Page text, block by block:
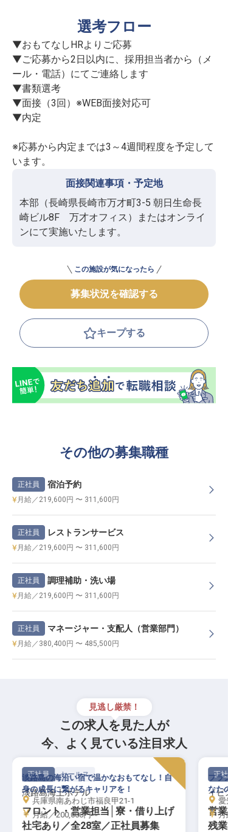
選考フロー
▼おもてなしHRよりご応募
▼ご応募から2日以内に、採用担当者から（メ
ール・電話）にてご連絡します
▼書類選考
▼面接（3回）※WEB面接対応可
▼内定
※応募から内定までは3～4週間程度を予定して
います。
面接関連事項・予定地
本部（長崎県長崎市万才町3-5 朝日生命長
崎ビル8F　万才オフィス）またはオンライ
ンにて実施いたします。
この施設が気になったら
募集状況を確認する
キープする
その他の募集職種
正社員 宿泊予約
月給／219,600円 〜 311,600円
正社員 レストランサービス
月給／219,600円 〜 311,600円
正社員 調理補助・洗い場
月給／219,600円 〜 311,600円
正社員 マネージャー・支配人（営業部門）
月給／380,400円 〜 485,500円
見逃し厳禁！
この求人を見た人が
今、よく見ている注目求人
正社員 セールス
淡路島海上ホテル
フロント・営業担当│寮・借り上げ
社宅あり／全28室／正社員募集
淡路島の海沿い宿で温かなおもてなし！自
身の成長に繋がるキャリアを！
兵庫県南あわじ市福良甲21-1
月給／200,000円～
正社
イビ
営
残
フラ
なた
愛
月